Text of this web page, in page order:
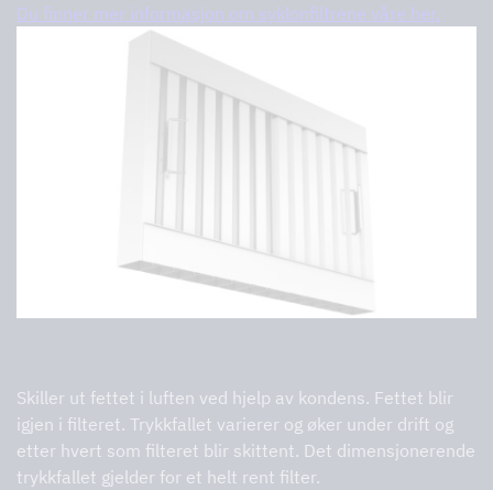
Du finner mer informasjon om syklonfiltrene våre her.
Skiller ut fettet i luften ved hjelp av kondens. Fettet blir
igjen i filteret. Trykkfallet varierer og øker under drift og
etter hvert som filteret blir skittent. Det dimensjonerende
trykkfallet gjelder for et helt rent filter.